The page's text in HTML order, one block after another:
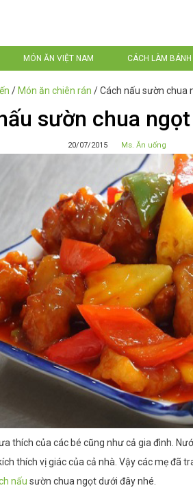
MÓN ĂN VIỆT NAM CÁCH LÀM BÁNH
/ Món ăn chiên rán /Cách nấu sườn chua
sườn chua
20/07/2015 Ms. Ăn uống
thích của các bé cũng như cả gia đình.
thích vị giác của cả nhà. Vậy các mẹ đã
nấu sườn chua ngọt dưới đây nhé.